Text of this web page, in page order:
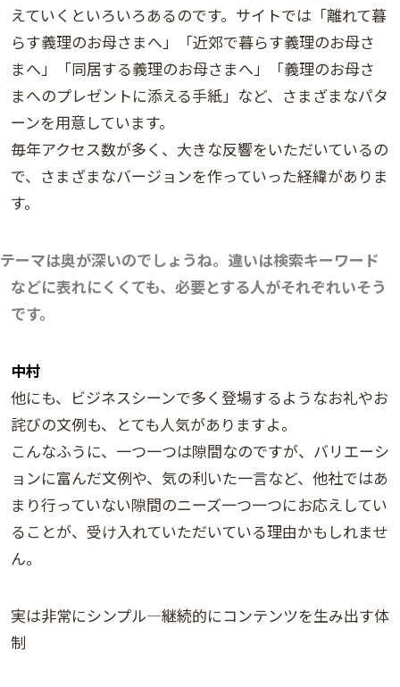
えていくといろいろあるのです。サイトでは「離れて暮
らす義理のお母さまへ」「近郊で暮らす義理のお母さ
まへ」「同居する義理のお母さまへ」「義理のお母さ
まへのプレゼントに添える手紙」など、さまざまなパタ
ーンを用意しています。
毎年アクセス数が多く、大きな反響をいただいているの
で、さまざまなバージョンを作っていった経緯がありま
す。
ーマは奥が深いのでしょうね。違いは検索キーワード
などに表れにくくても、必要とする人がそれぞれいそう
です。
中村
他にも、ビジネスシーンで多く登場するようなお礼やお
詫びの文例も、とても人気がありますよ。
こんなふうに、一つ一つは隙間なのですが、バリエーシ
ョンに富んだ文例や、気の利いた一言など、他社ではあ
まり行っていない隙間のニーズ一つ一つにお応えしてい
ることが、受け入れていただいている理由かもしれませ
ん。
実は非常にシンプル―継続的にコンテンツを生み出す体
制